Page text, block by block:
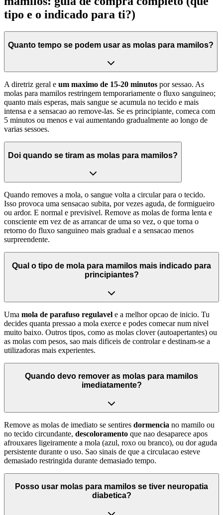
tipo e o indicado para ti?)
Quanto tempo se podem usar as molas para mamilos?
A diretriz geral e um maximo de 15-20 minutos por sessao. As
molas para mamilos restringem temporariamente o fluxo sanguineo;
quanto mais esperas, mais sangue se acumula no tecido e mais
intensa e a sensacao ao remove-las. Se es principiante, comeca com
5 minutos ou menos e vai aumentando gradualmente ao longo de
varias sessoes.
Doi quando se tiram as molas para mamilos?
Quando removes a mola, o sangue volta a circular para o tecido.
Isso provoca uma sensacao subita, por vezes aguda, de formigueiro
ou ardor. E normal e previsivel. Remove as molas de forma lenta e
consciente em vez de as arrancar de uma so vez, o que torna o
retorno do fluxo sanguineo mais gradual e a sensacao menos
surpreendente.
Qual o tipo de mola para mamilos mais indicado para
principiantes?
Uma mola de parafuso regulavel e a melhor opcao de inicio. Tu
decides quanta pressao a mola exerce e podes comecar num nivel
muito baixo. Outros tipos, como as molas clover (autoapertantes) ou
as molas com pesos, sao mais dificeis de controlar e destinam-se a
utilizadoras mais experientes.
Quando devo remover as molas para mamilos
imediatamente?
Remove as molas de imediato se sentires dormencia no mamilo ou
no tecido circundante, descoloramento que nao desaparece apos
afrouxares ligeiramente a mola (azul, roxo ou branco), ou dor aguda
persistente durante o uso. Sao sinais de que a circulacao esteve
demasiado restringida durante demasiado tempo.
Posso usar molas para mamilos se tiver neuropatia
diabetica?